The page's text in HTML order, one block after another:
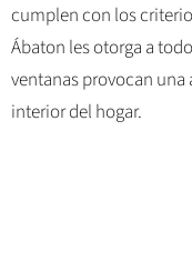
cumplen con los
Ábaton les otorga a
ventanas provocan
interior del hogar.